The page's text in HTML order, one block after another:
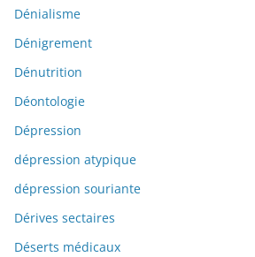
Dénialisme
Dénigrement
Dénutrition
Déontologie
Dépression
dépression atypique
dépression souriante
Dérives sectaires
Déserts médicaux